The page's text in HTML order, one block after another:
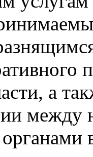
а
между